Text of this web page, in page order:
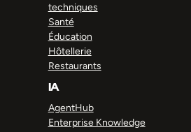
techniques
Santé
Éducation
Hôtellerie
Restaurants
IA
AgentHub
Enterprise Knowledge